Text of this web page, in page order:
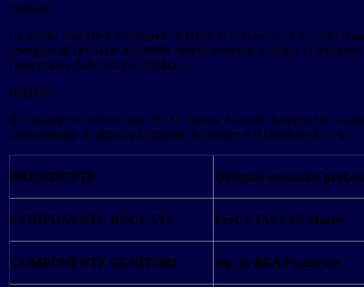
(omissis)
La giunta esecutiva predispone il bilancio preventivo e il conto
consiglio di circolo o di istituto, fermo restando il diritto di iniziativa
l'esecuzione delle relative delibere.
(omissis)
Il Consiglio di Istituto dell’IIS ‘G. Peano’ ha eletto la seguente
come membri di diritto il Dirigente Scolastico e il Direttore S.G.A.
PRESIDENTE Dirigente scolastico
COMPONENTE DOCENTI Prof. CIACCHI Marco
COMPONENTE GENITORI Sig. ra BEA Francesca